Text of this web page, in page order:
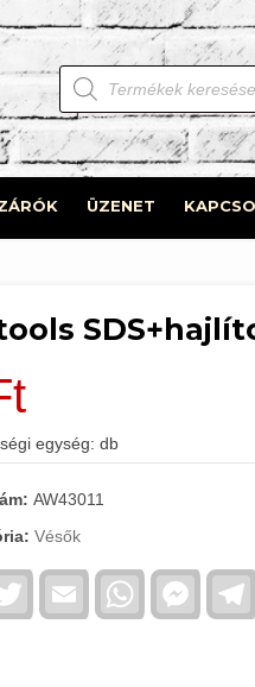
Products
search
ÜZENET
egység: db
AW43011
Vésők
Twitter Email WhatsApp